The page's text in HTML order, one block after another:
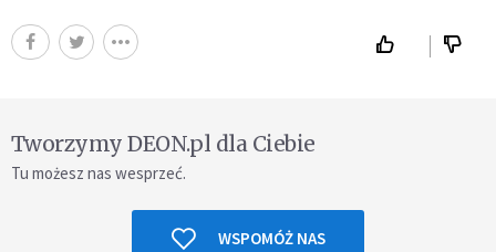
Tworzymy DEON.pl dla Ciebie
Tu możesz nas wesprzeć.
WSPOMÓŻ NAS